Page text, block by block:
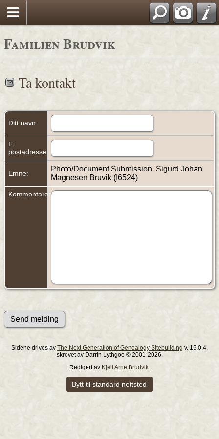
Familien Brudvik
Ta kontakt
Ditt navn:
E-
postadresse:
Emne:
Photo/Document Submission: Sigurd Johan
Magnesen Bruvik (I6524)
Kommentarer:
Sidene drives av The Next Generation of Genealogy Sitebuilding v. 15.0.4,
skrevet av Darrin Lythgoe © 2001-2026.
Redigert av Kjell Arne Brudvik.
Bytt til standard nettsted